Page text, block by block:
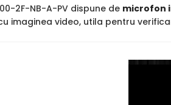
2F-NB-A-PV dispune de microfon
imaginea video, utila pentru